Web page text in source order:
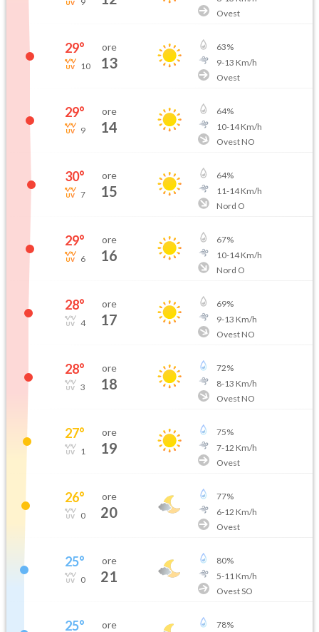
Ovest
29°
10
ore
13
63%
9-13 Km/h
Ovest
29°
9
ore
14
64%
10-14Km/h
Ovest NO
30°
7
ore
15
64%
11-14Km/h
Nord O
29°
6
ore
16
67%
10-14Km/h
Nord O
28°
4
ore
17
69%
9-13 Km/h
Ovest NO
28°
3
ore
18
72%
8-13 Km/h
Ovest NO
27°
1
ore
19
75%
7-12 Km/h
Ovest
26°
0
ore
20
77%
6-12 Km/h
Ovest
25°
0
ore
21
80%
5-11 Km/h
Ovest SO
25° ore 78%